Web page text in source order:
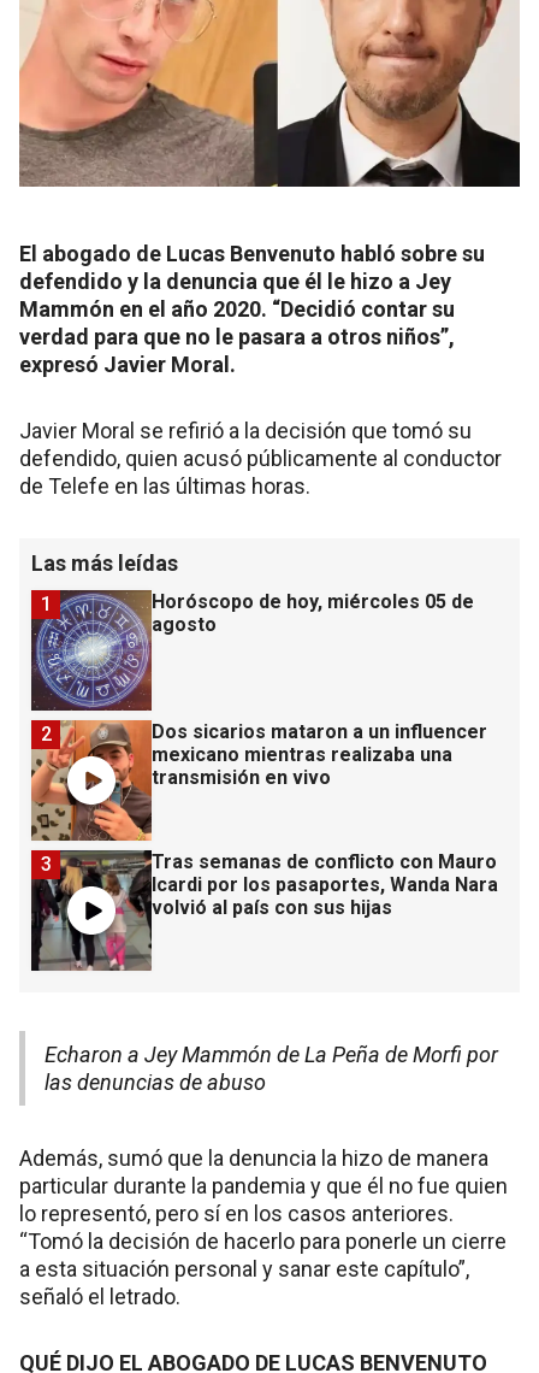
El abogado de Lucas Benvenuto habló sobre su
defendido y la denuncia que él le hizo a Jey
Mammón en el año 2020. “Decidió contar su
verdad para que no le pasara a otros niños”,
expresó Javier Moral.
Javier Moral se refirió a la decisión que tomó su
defendido, quien acusó públicamente al conductor
de Telefe en las últimas horas.
Las más leídas
Horóscopo de hoy, miércoles 05 de
agosto
1
Dos sicarios mataron a un influencer
mexicano mientras realizaba una
transmisión en vivo
2
Tras semanas de conflicto con Mauro
Icardi por los pasaportes, Wanda Nara
volvió al país con sus hijas
3
Echaron a Jey Mammón de La Peña de Morfi por
las denuncias de abuso
Además, sumó que la denuncia la hizo de manera
particular durante la pandemia y que él no fue quien
lo representó, pero sí en los casos anteriores.
“Tomó la decisión de hacerlo para ponerle un cierre
a esta situación personal y sanar este capítulo”,
señaló el letrado.
QUÉ DIJO EL ABOGADO DE LUCAS BENVENUTO